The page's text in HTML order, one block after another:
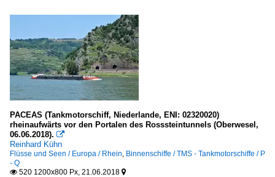
PACEAS (Tankmotorschiff, Niederlande, ENI: 02320020)
rheinaufwärts vor den Portalen des Rosssteintunnels (Oberwesel,
06.06.2018). 
Reinhard Kühn
Flüsse und Seen / Europa / Rhein, Binnenschiffe / TMS - Tankmotorschiffe / P
- Q
 520 1200x800 Px, 21.06.2018 